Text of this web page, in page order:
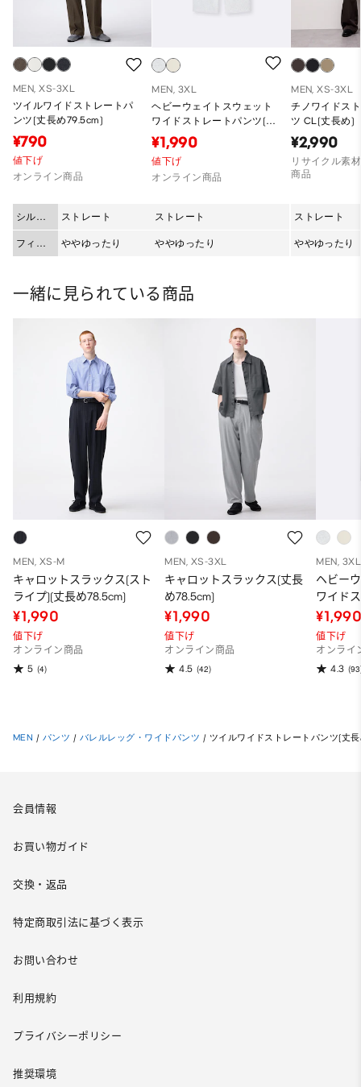
MEN, XS-3XL
ツイルワイドストレートパ
ンツ(丈長め79.5cm)
¥790
値下げ
オンライン商品
シルエ
ット
ストレート
フィッ
ト
ややゆったり
MEN, 3XL
ヘビーウェイトスウェット
ワイドストレートパンツ(丈
長め77.0～81.0cm)
¥1,990
値下げ
オンライン商品
ストレート
ややゆったり
MEN, XS-3XL
チノワイドス
ツ CL(丈長め)
¥2,990
リサイクル素
商品
ストレート
ややゆったり
一緒に見られている商品
MEN, XS-M
キャロットスラックス(スト
ライプ)(丈長め78.5cm)
¥1,990
値下げ
オンライン商品
5 (4)
MEN, XS-3XL
キャロットスラックス(丈長
め78.5cm)
¥1,990
値下げ
オンライン商品
4.5 (42)
MEN, 3XL
ヘビー
ワイド
長め
値下げ
オンライ
4.3
MEN / パンツ / バレルレッグ・ワイドパンツ / ツイルワイドストレートパンツ(丈
会員情報
お買い物ガイド
交換・返品
特定商取引法に基づく表示
お問い合わせ
利用規約
プライバシーポリシー
推奨環境